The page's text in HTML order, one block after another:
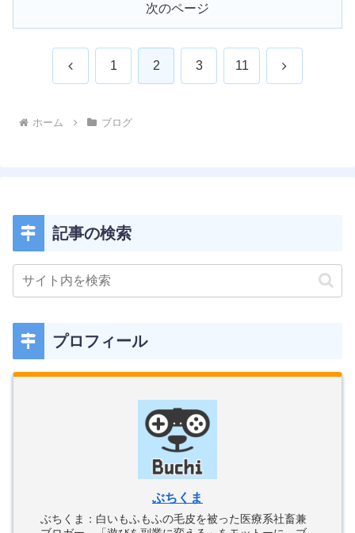
次のページ
前 1 2 3 11 次
ホーム ブログ
記事の検索
プロフィール
ぶちくま
ぶちくま：白いもふもふの毛皮を被った医療系社畜兼